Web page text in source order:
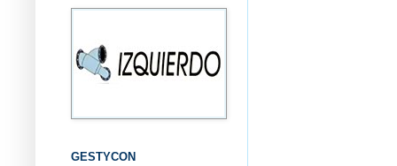
GESTYCON